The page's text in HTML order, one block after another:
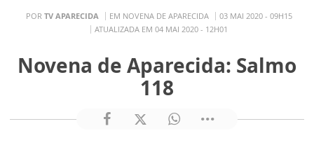
POR TV APARECIDA EM NOVENA DE APARECIDA
03 MAI 2020 - 09H15
ATUALIZADA EM 04 MAI 2020 - 12H01
Novena de Aparecida: Salmo
118